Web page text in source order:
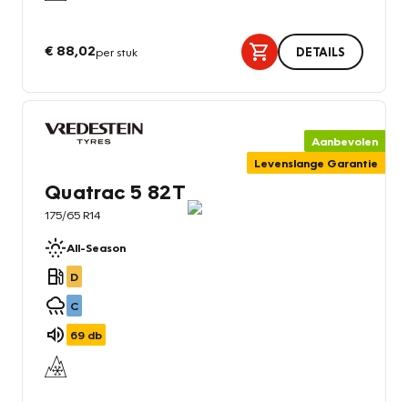
€ 88,02per stuk DETAILS
Aanbevolen
Levenslange Garantie
Quatrac 5 82T
175/65 R14
All-Season
D
C
69 db